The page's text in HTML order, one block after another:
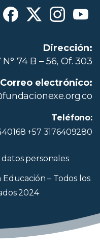
Dirección:
74 B – 56, Of. 303
Correo electrónico:
Teléfono:
+57 3176409280
personales
– Todos los
2024